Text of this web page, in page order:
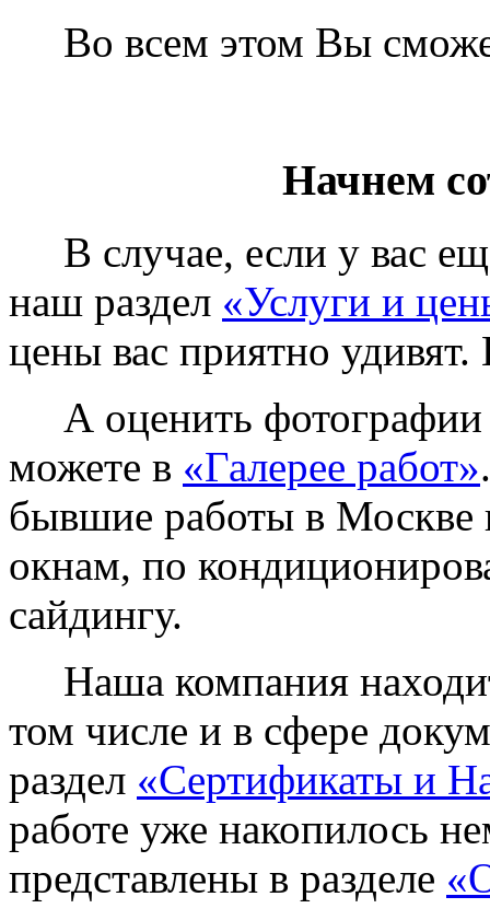
Во всем этом Вы
Начнем
В случае, если у вас
наш раздел «Услуги и
цены вас приятно
А оценить фотографии
можете в «Галерее работ»
бывшие работы в Москве
окнам, по
сайдингу.
Наша компания
том числе и в сфере
раздел «Сертификаты и
работе уже накопилось
представлены в разделе